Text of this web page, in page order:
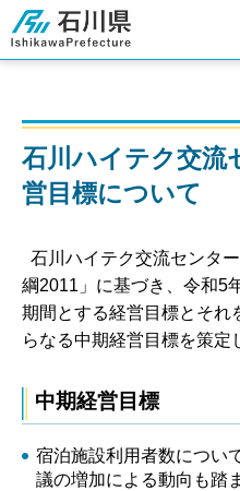
石川県
石川ハイテク交流
営目標について
石川ハイテク交流センタ
綱2011」に基づき、令和5
期間とする経営目標とそれ
らなる中期経営目標を策定
中期経営目標
宿泊施設利用者数につい
議の増加による動向も踏